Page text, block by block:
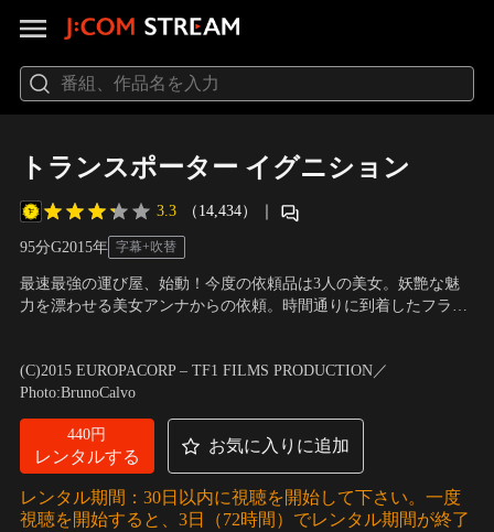
トランスポーター イグニション
3.3 （14,434） ｜
95分G2015年 字幕+吹替
最速最強の運び屋、始動！今度の依頼品は3人の美女。妖艶な魅
力を漂わせる美女アンナからの依頼。時間通りに到着したフラン
が蝕み、命の期限は12時間に迫っていた。プロの運び屋のルール
に反する強制された依頼に憤慨するフランクだったが…。
レ
(C)2015 EUROPACORP – TF1 FILMS PRODUCTION／
Photo:BrunoCalvo
440円
レンタルする
お気に入りに追加
レンタル期間：30日以内に視聴を開始して下さい。一度
視聴を開始すると、3日（72時間）でレンタル期間が終了